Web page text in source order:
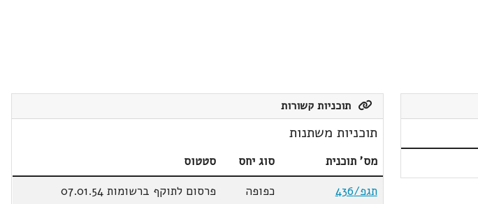
תוכניות קשורות
תוכניות משתנות
מס' תוכנית סוג יחס
סטטוס
תגפ/436
כפופה
פרסום לתוקף ברשומות 07.01.54